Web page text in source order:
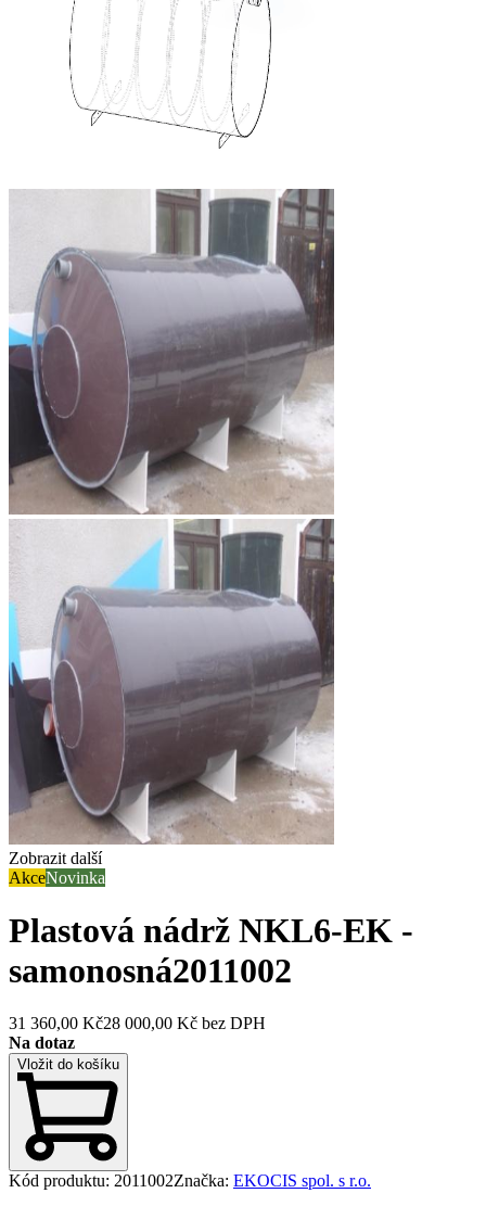
Zobrazit další
AkceNovinka
Plastová nádrž NKL6-EK -
samonosná2011002
31 360,00 Kč28 000,00 Kč bez DPH
Na dotaz
Vložit do košíku
Kód produktu: 2011002Značka: EKOCIS spol. s r.o.